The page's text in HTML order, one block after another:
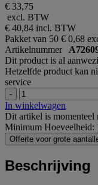
€ 33,75
excl. BTW
€ 40,84 incl. BTW
Pakket van 50 € 0,68
Artikelnummer
Dit product is al
Hetzelfde product kan
service
-
In winkelwagen
Dit artikel is momenteel
Minimum Hoeveelheid:
Offerte voor grote
Beschrijving